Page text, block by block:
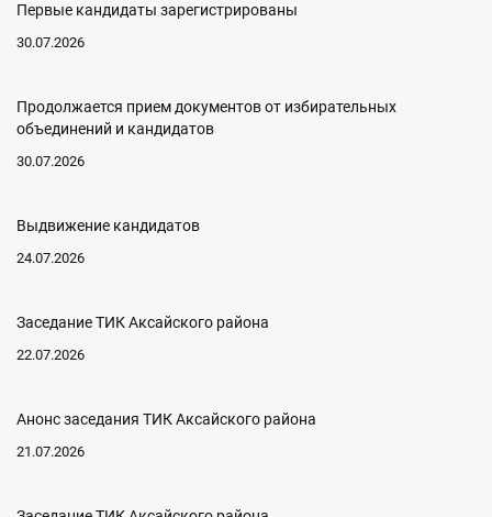
Первые кандидаты зарегистрированы
30.07.2026
Продолжается прием документов от избирательных
объединений и кандидатов
30.07.2026
Выдвижение кандидатов
24.07.2026
Заседание ТИК Аксайского района
22.07.2026
Анонс заседания ТИК Аксайского района
21.07.2026